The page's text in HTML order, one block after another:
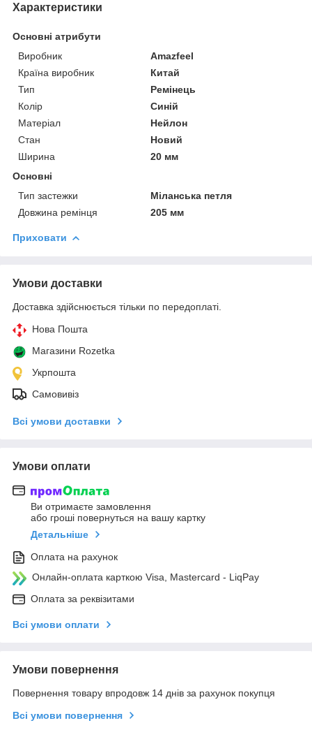
Характеристики
Основні атрибути
Виробник
Amazfeel
Країна виробник
Китай
Тип
Ремінець
Колір
Синій
Матеріал
Нейлон
Стан
Новий
Ширина
20 мм
Основні
Тип застежки
Міланська петля
Довжина ремінця
205 мм
Приховати
Умови доставки
Доставка здійснюється тільки по передоплаті.
Нова Пошта
Магазини Rozetka
Укрпошта
Самовивіз
Всі умови доставки
Умови оплати
Ви отримаєте замовлення
або гроші повернуться на вашу картку
Детальніше
Оплата на рахунок
Онлайн-оплата карткою Visa, Mastercard - LiqPay
Оплата за реквізитами
Всі умови оплати
Умови повернення
Повернення товару впродовж 14 днів за рахунок покупця
Всі умови повернення